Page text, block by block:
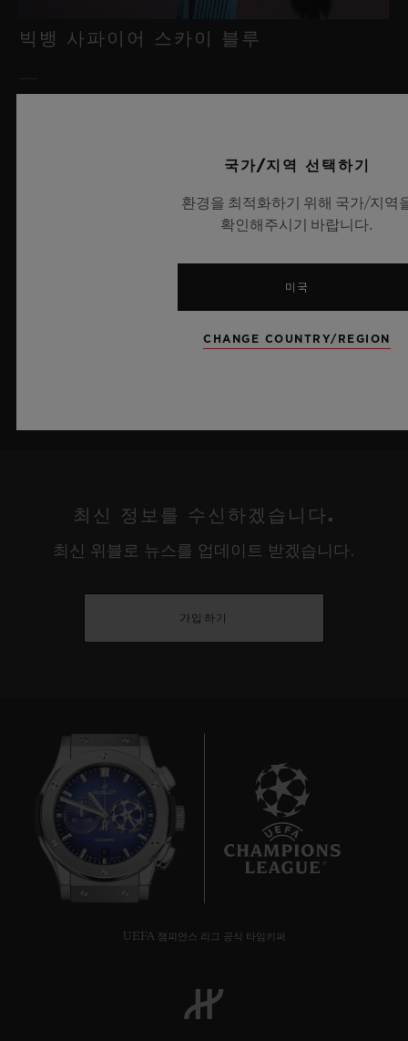
빅뱅 사파이어 스카이 블루
이며 다시 한번 워치메이킹의 한계를 뛰어넘습니다. 매혹적이고
으로, 사파이어 소재와 최첨단 메커니즘이 조화를 이룹니다. 위블
로의 자체 개발 MECA-10 무브먼트를 탑재했으며, 뛰어난 기술
최신 정보를 수신하겠습니다.
최신 위블로 뉴스를 업데이트 받겠습니다.
가입하기
UEFA 챔피언스 리그 공식 타임키퍼
국가/지역 선택하기
환경을 최적화하기 위해 국가/지역
확인해주시기 바랍니다.
미국
CHANGE COUNTRY/REGION